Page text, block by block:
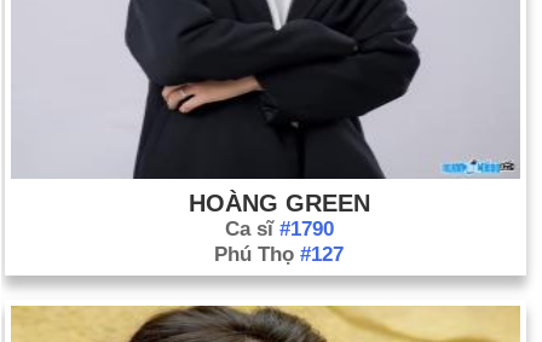
HOÀNG GREEN
Ca sĩ #1790
Phú Thọ #127